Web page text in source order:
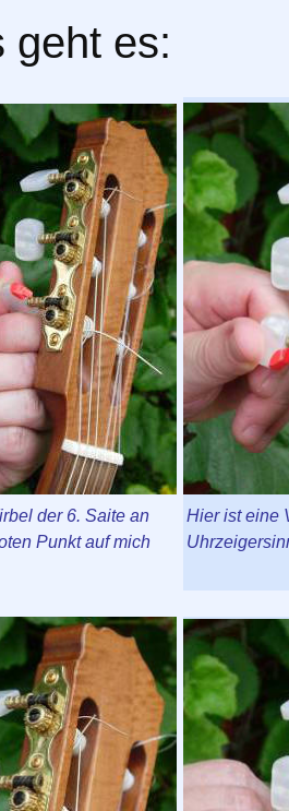
geht es:
der 6. Saite an
Punkt auf mich
Hier ist eine